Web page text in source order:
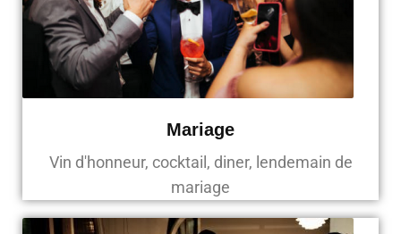
Mariage
Vin d'honneur, cocktail, diner, lendemain de
mariage